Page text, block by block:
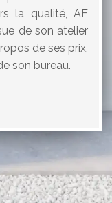
la qualité, AF
de son atelier
de ses prix,
son bureau.